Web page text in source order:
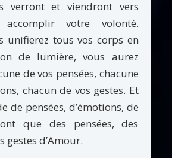
verront et viendront vers
votre volonté.
unifierez tous vos corps en
de lumière, vous aurez
de vos pensées, chacune
chacun de vos gestes. Et
de pensées, d’émotions, de
que des pensées, des
gestes d’Amour.